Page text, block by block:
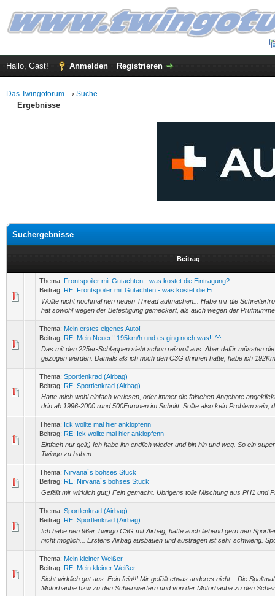
Hallo, Gast! Anmelden Registrieren
Das Twingoforum... › Suche
Ergebnisse
Suchergebnisse
Beitrag
Thema: Frontspoiler mit Gutachten - was kostet die Eintragung?
Beitrag: RE: Frontspoiler mit Gutachten - was kostet die Ei...
Wollte nicht nochmal nen neuen Thread aufmachen... Habe mir die
hat sowohl wegen der Befestigung gemeckert, als auch wegen der
Thema: Mein erstes eigenes Auto!
Beitrag: RE: Mein Neuer!! 195km/h und es ging noch was!! ^^
Das mit den 225er-Schlappen sieht schon reizvoll aus. Aber dafür müssten
gezogen werden. Damals als ich noch den C3G drinnen hatte, habe ich
Thema: Sportlenkrad (Airbag)
Beitrag: RE: Sportlenkrad (Airbag)
Hatte mich wohl einfach verlesen, oder immer die falschen Angebote
drin ab 1996-2000 rund 500Euronen im Schnitt. Sollte also kein Problem sein,
Thema: Ick wollte mal hier anklopfenn
Beitrag: RE: Ick wollte mal hier anklopfenn
Einfach nur geil;) Ich habe ihn endlich wieder und bin hin und weg. So ein
Twingo zu haben
Thema: Nirvana`s böhses Stück
Beitrag: RE: Nirvana`s böhses Stück
Gefällt mir wirklich gut;) Fein gemacht. Übrigens tolle Mischung aus PH1 und
Thema: Sportlenkrad (Airbag)
Beitrag: RE: Sportlenkrad (Airbag)
Ich habe nen 96er Twingo C3G mit Airbag, hätte auch liebend gern nen
nicht möglich... Erstens Airbag ausbauen und austragen ist sehr schwierig.
Thema: Mein kleiner Weißer
Beitrag: RE: Mein kleiner Weißer
Sieht wirklich gut aus. Fein fein!!! Mir gefällt etwas anderes nicht... Die
Motorhaube bzw zu den Scheinwerfern und von der Motorhaube zu den